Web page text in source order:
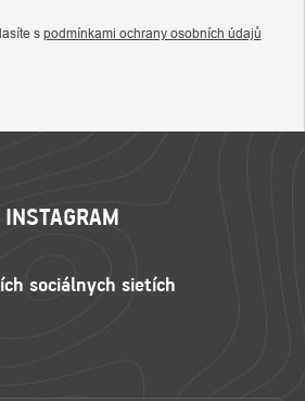
s podmínkami ochrany osobních údajů
INSTAGRAM